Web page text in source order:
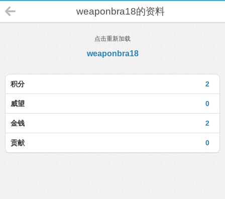
weaponbra18的资料
点击重新加载
weaponbra18
2
积分
0
威望
2
金钱
0
贡献